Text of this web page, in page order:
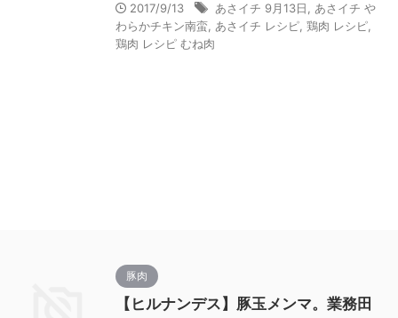
2017/9/13 あさイチ 9月13日
あさイチ や
わらかチキン南蛮 あさイチ レシピ 鶏肉 レシピ
鶏肉 レシピ むね肉
豚肉
【ヒルナンデス】豚玉メンマ。業務田